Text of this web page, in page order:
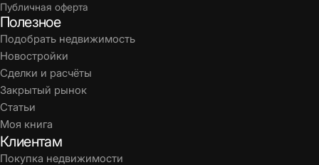
Публичная оферта
Полезное
Подобрать недвижимость
Новостройки
Сделки и расчёты
Закрытый рынок
Статьи
Моя книга
Клиентам
Покупка недвижимости